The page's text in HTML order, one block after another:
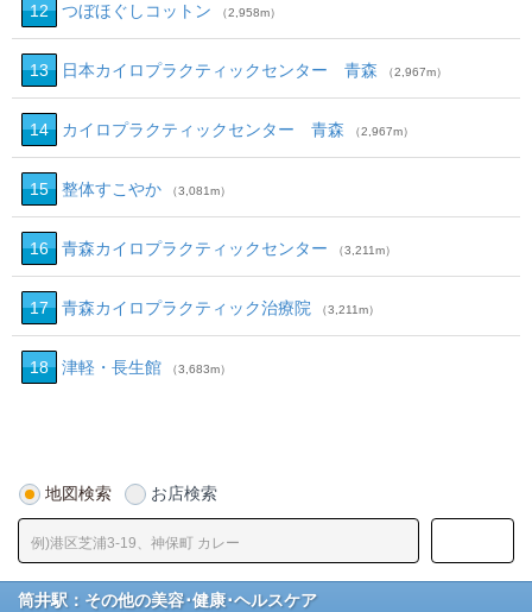
12 つぼほぐしコットン （2,958m）
13 日本カイロプラクティックセンター 青森 （2,967m）
14 カイロプラクティックセンター 青森 （2,967m）
15 整体すこやか （3,081m）
16 青森カイロプラクティックセンター （3,211m）
17 青森カイロプラクティック治療院 （3,211m）
18 津軽・長生館 （3,683m）
地図検索 お店検索
筒井駅：その他の美容･健康･ヘルスケア